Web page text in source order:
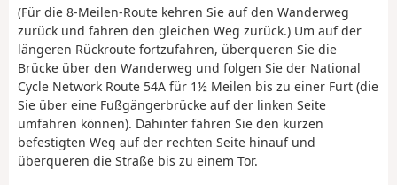
(Für die 8-Meilen-Route kehren Sie auf den Wanderweg
zurück und fahren den gleichen Weg zurück.) Um auf der
längeren Rückroute fortzufahren, überqueren Sie die
Brücke über den Wanderweg und folgen Sie der National
Cycle Network Route 54A für 1½ Meilen bis zu einer Furt (die
Sie über eine Fußgängerbrücke auf der linken Seite
umfahren können). Dahinter fahren Sie den kurzen
befestigten Weg auf der rechten Seite hinauf und
überqueren die Straße bis zu einem Tor.